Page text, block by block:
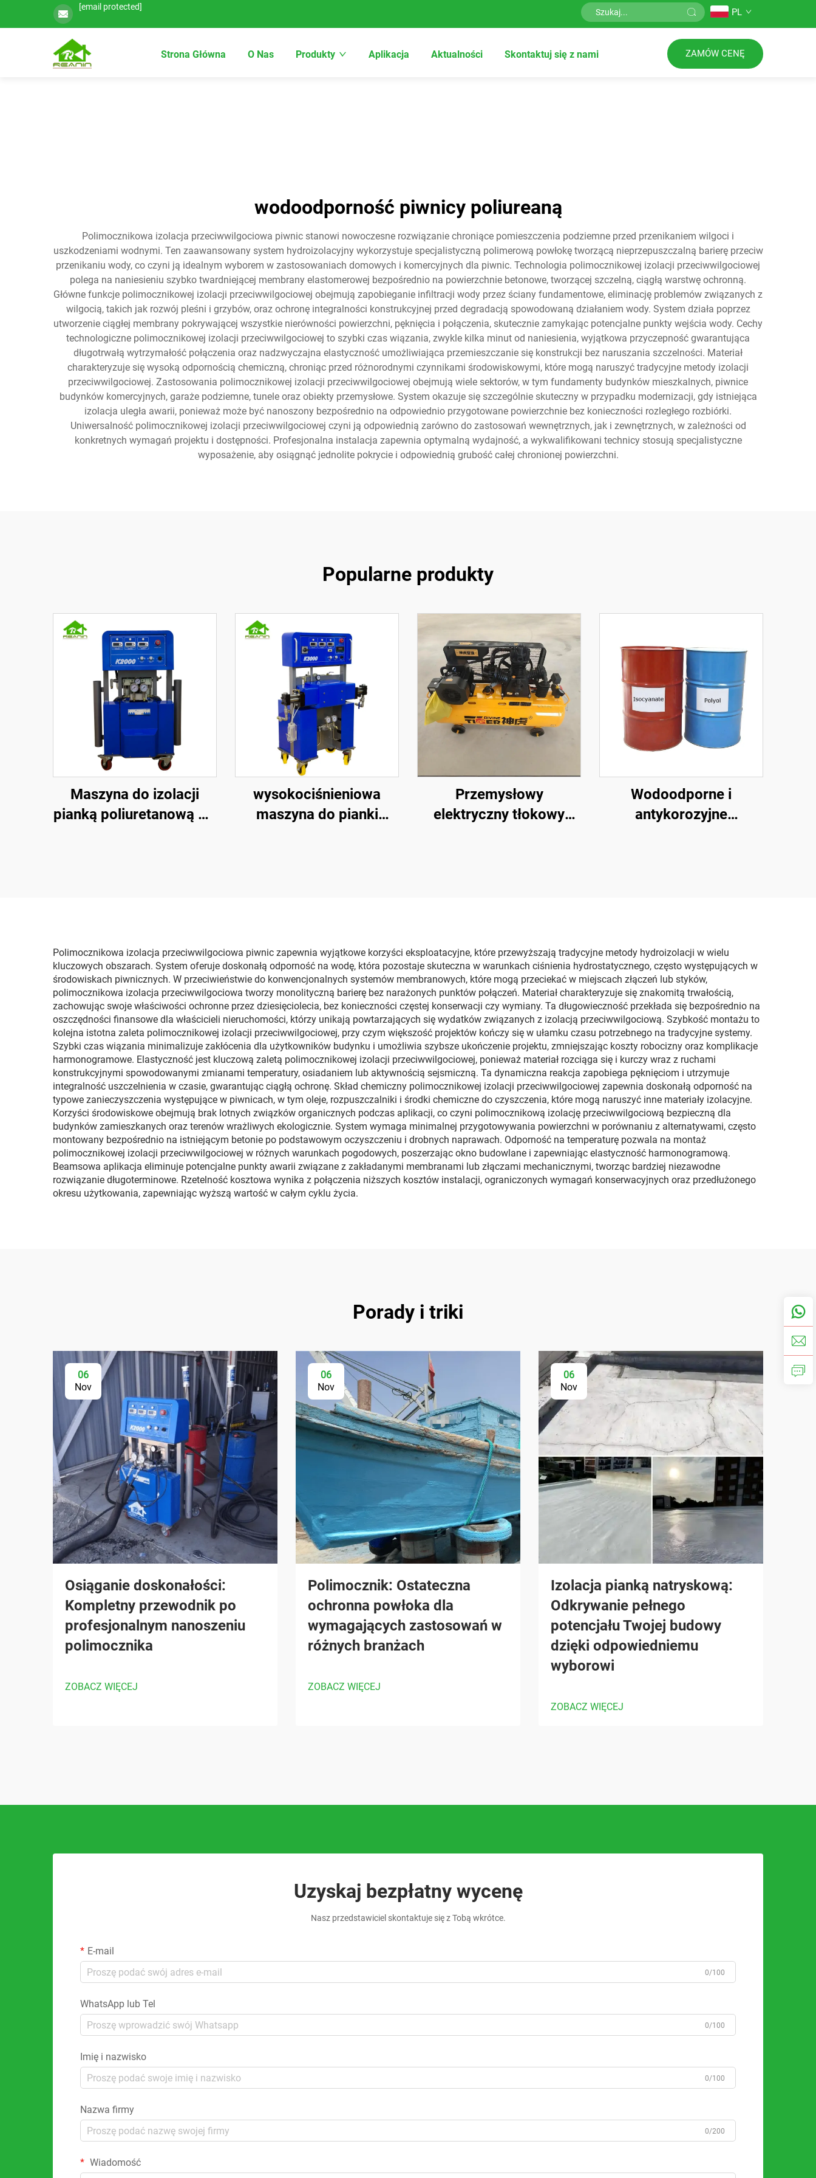
[email protected] PL
Strona Główna O Nas Produkty Aplikacja Aktualności Skontaktuj się z nami ZAMÓW CENĘ
wodoodporność piwnicy poliureaną
Polimocznikowa izolacja przeciwwilgociowa piwnic stanowi nowoczesne rozwiązanie chroniące pomieszczenia podziemne przed przenikaniem wilgoci i
uszkodzeniami wodnymi. Ten zaawansowany system hydroizolacyjny wykorzystuje specjalistyczną polimerową powłokę tworzącą nieprzepuszczalną barierę przeciw
przenikaniu wody, co czyni ją idealnym wyborem w zastosowaniach domowych i komercyjnych dla piwnic. Technologia polimocznikowej izolacji przeciwwilgociowej
polega na naniesieniu szybko twardniejącej membrany elastomerowej bezpośrednio na powierzchnie betonowe, tworzącej szczelną, ciągłą warstwę ochronną.
Główne funkcje polimocznikowej izolacji przeciwwilgociowej obejmują zapobieganie infiltracji wody przez ściany fundamentowe, eliminację problemów związanych z
wilgocią, takich jak rozwój pleśni i grzybów, oraz ochronę integralności konstrukcyjnej przed degradacją spowodowaną działaniem wody. System działa poprzez
utworzenie ciągłej membrany pokrywającej wszystkie nierówności powierzchni, pęknięcia i połączenia, skutecznie zamykając potencjalne punkty wejścia wody. Cechy
technologiczne polimocznikowej izolacji przeciwwilgociowej to szybki czas wiązania, zwykle kilka minut od naniesienia, wyjątkowa przyczepność gwarantująca
długotrwałą wytrzymałość połączenia oraz nadzwyczajna elastyczność umożliwiająca przemieszczanie się konstrukcji bez naruszania szczelności. Materiał
charakteryzuje się wysoką odpornością chemiczną, chroniąc przed różnorodnymi czynnikami środowiskowymi, które mogą naruszyć tradycyjne metody izolacji
przeciwwilgociowej. Zastosowania polimocznikowej izolacji przeciwwilgociowej obejmują wiele sektorów, w tym fundamenty budynków mieszkalnych, piwnice
budynków komercyjnych, garaże podziemne, tunele oraz obiekty przemysłowe. System okazuje się szczególnie skuteczny w przypadku modernizacji, gdy istniejąca
izolacja uległa awarii, ponieważ może być nanoszony bezpośrednio na odpowiednio przygotowane powierzchnie bez konieczności rozległego rozbiórki.
Uniwersalność polimocznikowej izolacji przeciwwilgociowej czyni ją odpowiednią zarówno do zastosowań wewnętrznych, jak i zewnętrznych, w zależności od
konkretnych wymagań projektu i dostępności. Profesjonalna instalacja zapewnia optymalną wydajność, a wykwalifikowani technicy stosują specjalistyczne
wyposażenie, aby osiągnąć jednolite pokrycie i odpowiednią grubość całej chronionej powierzchni.
Popularne produkty
Maszyna do izolacji
pianką poliuretanową PU
wysokociśnieniowa
maszyna do pianki
Przemysłowy
elektryczny tłokowy
Wodoodporne i
antykorozyjne
Polimocznikowa izolacja przeciwwilgociowa piwnic zapewnia wyjątkowe korzyści eksploatacyjne, które przewyższają tradycyjne metody hydroizolacji w wielu
kluczowych obszarach. System oferuje doskonałą odporność na wodę, która pozostaje skuteczna w warunkach ciśnienia hydrostatycznego, często występujących w
środowiskach piwnicznych. W przeciwieństwie do konwencjonalnych systemów membranowych, które mogą przeciekać w miejscach złączeń lub styków,
polimocznikowa izolacja przeciwwilgociowa tworzy monolityczną barierę bez narażonych punktów połączeń. Materiał charakteryzuje się znakomitą trwałością,
zachowując swoje właściwości ochronne przez dziesięciolecia, bez konieczności częstej konserwacji czy wymiany. Ta długowieczność przekłada się bezpośrednio na
oszczędności finansowe dla właścicieli nieruchomości, którzy unikają powtarzających się wydatków związanych z izolacją przeciwwilgociową. Szybkość montażu to
kolejna istotna zaleta polimocznikowej izolacji przeciwwilgociowej, przy czym większość projektów kończy się w ułamku czasu potrzebnego na tradycyjne systemy.
Szybki czas wiązania minimalizuje zakłócenia dla użytkowników budynku i umożliwia szybsze ukończenie projektu, zmniejszając koszty robocizny oraz komplikacje
harmonogramowe. Elastyczność jest kluczową zaletą polimocznikowej izolacji przeciwwilgociowej, ponieważ materiał rozciąga się i kurczy wraz z ruchami
konstrukcyjnymi spowodowanymi zmianami temperatury, osiadaniem lub aktywnością sejsmiczną. Ta dynamiczna reakcja zapobiega pęknięciom i utrzymuje
integralność uszczelnienia w czasie, gwarantując ciągłą ochronę. Skład chemiczny polimocznikowej izolacji przeciwwilgociowej zapewnia doskonałą odporność na
typowe zanieczyszczenia występujące w piwnicach, w tym oleje, rozpuszczalniki i środki chemiczne do czyszczenia, które mogą naruszyć inne materiały izolacyjne.
Korzyści środowiskowe obejmują brak lotnych związków organicznych podczas aplikacji, co czyni polimocznikową izolację przeciwwilgociową bezpieczną dla
budynków zamieszkanych oraz terenów wrażliwych ekologicznie. System wymaga minimalnej przygotowywania powierzchni w porównaniu z alternatywami, często
montowany bezpośrednio na istniejącym betonie po podstawowym oczyszczeniu i drobnych naprawach. Odporność na temperaturę pozwala na montaż
polimocznikowej izolacji przeciwwilgociowej w różnych warunkach pogodowych, poszerzając okno budowlane i zapewniając elastyczność harmonogramową.
Beamsowa aplikacja eliminuje potencjalne punkty awarii związane z zakładanymi membranami lub złączami mechanicznymi, tworząc bardziej niezawodne
rozwiązanie długoterminowe. Rzetelność kosztowa wynika z połączenia niższych kosztów instalacji, ograniczonych wymagań konserwacyjnych oraz przedłużonego
okresu użytkowania, zapewniając wyższą wartość w całym cyklu życia.
Porady i triki
06
Nov
Osiąganie doskonałości:
Kompletny przewodnik po
profesjonalnym nanoszeniu
polimocznika
ZOBACZ WIĘCEJ
06
Nov
Polimocznik: Ostateczna
ochronna powłoka dla
wymagających zastosowań w
różnych branżach
ZOBACZ WIĘCEJ
06
Nov
Izolacja pianką natryskową:
Odkrywanie pełnego
potencjału Twojej budowy
dzięki odpowiedniemu
wyborowi
ZOBACZ WIĘCEJ
Uzyskaj bezpłatny wycenę
Nasz przedstawiciel skontaktuje się z Tobą wkrótce.
E-mail
0/100
WhatsApp lub Tel
0/100
Imię i nazwisko
0/100
Nazwa firmy
0/200
Wiadomość